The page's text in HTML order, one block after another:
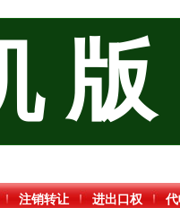
版
注销转让 进出口权